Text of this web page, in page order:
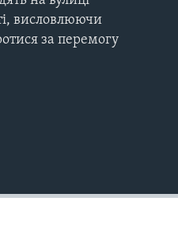
висловлюючи
за перемогу